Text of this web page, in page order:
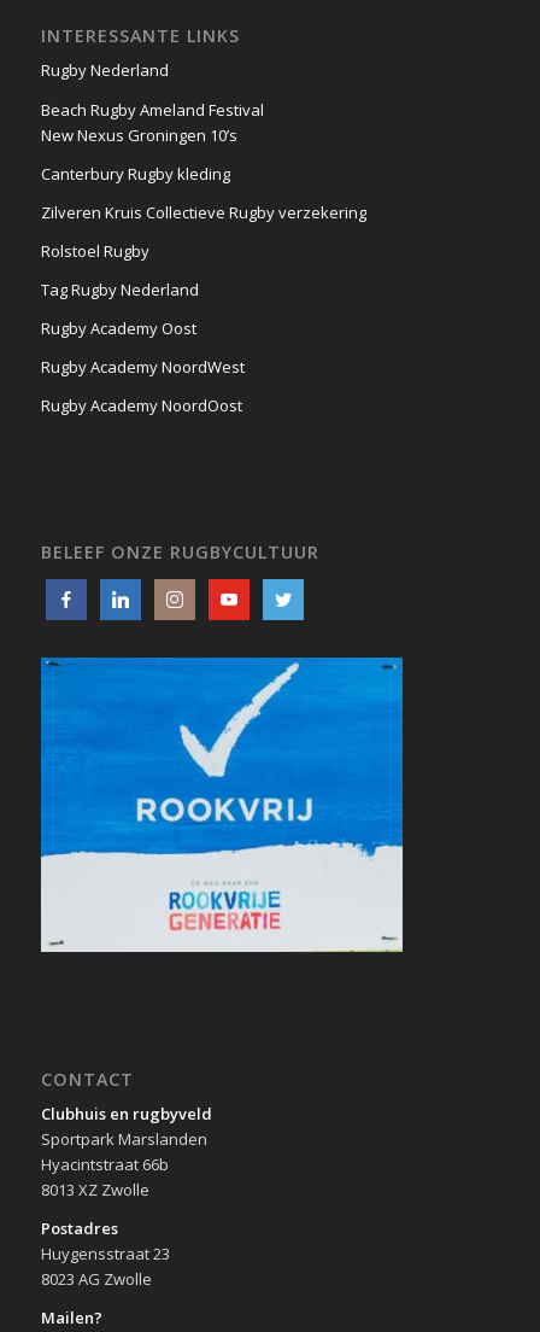
INTERESSANTE LINKS
Rugby Nederland
Beach Rugby Ameland Festival
New Nexus Groningen 10’s
Canterbury Rugby kleding
Zilveren Kruis Collectieve Rugby verzekering
Rolstoel Rugby
Tag Rugby Nederland
Rugby Academy Oost
Rugby Academy NoordWest
Rugby Academy NoordOost
BELEEF ONZE RUGBYCULTUUR
CONTACT
Clubhuis en rugbyveld
Sportpark Marslanden
Hyacintstraat 66b
8013 XZ Zwolle
Postadres
Huygensstraat 23
8023 AG Zwolle
Mailen?